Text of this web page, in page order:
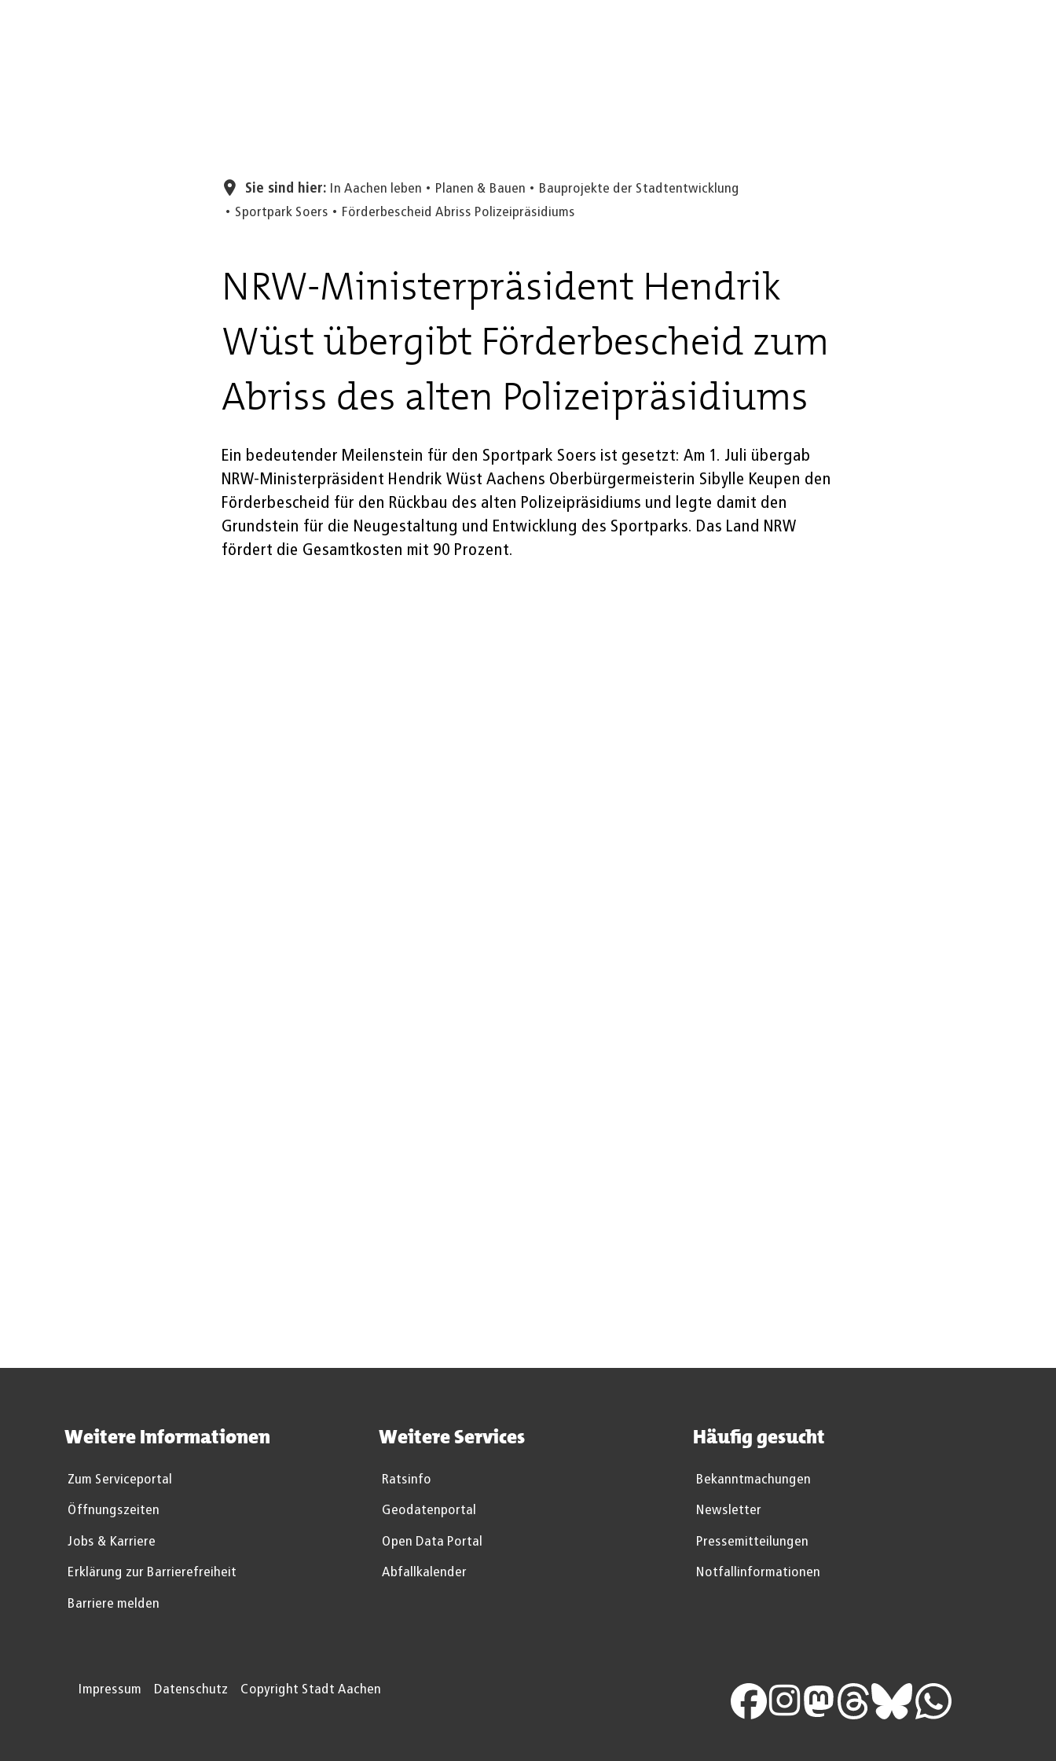
Sie sind hier: In Aachen leben Planen & Bauen
Bauprojekte der Stadtentwicklung
Sportpark Soers
Förderbescheid Abriss Polizeipräsidiums
NRW-Ministerpräsident Hendrik
Wüst übergibt Förderbescheid zum
Abriss des alten Polizeipräsidiums
Ein bedeutender Meilenstein für den Sportpark Soers ist gesetzt: Am 1. Juli übergab
NRW-Ministerpräsident Hendrik Wüst Aachens Oberbürgermeisterin Sibylle Keupen den
Förderbescheid für den Rückbau des alten Polizeipräsidiums und legte damit den
Grundstein für die Neugestaltung und Entwicklung des Sportparks. Das Land NRW
fördert die Gesamtkosten mit 90 Prozent.
Weitere Informationen
Zum Serviceportal
Öffnungszeiten
Jobs & Karriere
Erklärung zur Barrierefreiheit
Barriere melden
Weitere Services
Ratsinfo
Geodatenportal
Open Data Portal
Abfallkalender
Häufig gesucht
Bekanntmachungen
Newsletter
Pressemitteilungen
Notfallinformationen
Impressum Datenschutz Copyright Stadt Aachen